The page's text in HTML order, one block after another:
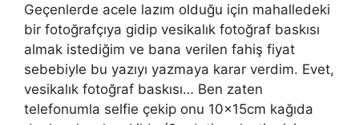
Geçenlerde acele lazım olduğu için mahalledeki
bir fotoğrafçıya gidip vesikalık fotoğraf baskısı
almak istediğim ve bana verilen fahiş fiyat
sebebiyle bu yazıyı yazmaya karar verdim. Evet,
vesikalık fotoğraf baskısı… Ben zaten
telefonumla selfie çekip onu 10x15cm kağıda